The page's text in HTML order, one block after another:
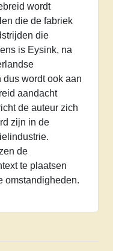
wordt
die de fabriek
die
is Eysink, na
wordt ook aan
aandacht
de auteur zich
zijn in de
de
te plaatsen
omstandigheden.